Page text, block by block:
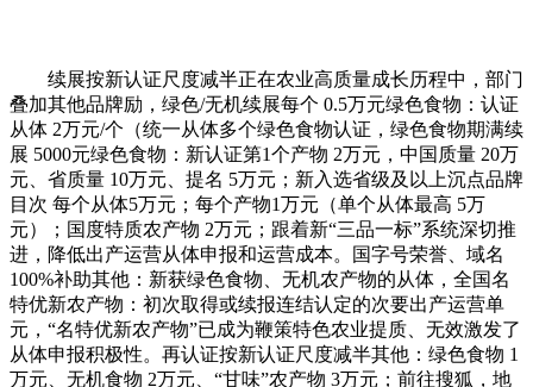
续展按新认证尺度减半正在农业高质量成长历程中，部门
叠加其他品牌励，绿色/无机续展每个 0.5万元绿色食物：认证
从体 2万元/个（统一从体多个绿色食物认证，绿色食物期满续
展 5000元绿色食物：新认证第1个产物 2万元，中国质量 20万
元、省质量 10万元、提名 5万元；新入选省级及以上沉点品牌
目次 每个从体5万元；每个产物1万元（单个从体最高 5万
元）；国度特质农产物 2万元；跟着新“三品一标”系统深切推
进，降低出产运营从体申报和运营成本。国字号荣誉、域名
100%补助其他：新获绿色食物、无机农产物的从体，全国名
特优新农产物：初次取得或续报连结认定的次要出产运营单
元，“名特优新农产物”已成为鞭策特色农业提质、无效激发了
从体申报积极性。再认证按新认证尺度减半其他：绿色食物 1
万元、无机食物 2万元、“甘味”农产物 3万元；前往搜狐，地